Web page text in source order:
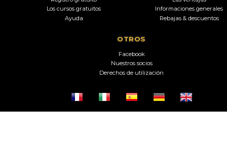
Los cursos gratuitos
Ayuda
Informaciones generales
Rebajas & descuentos
OTROS
Facebook
Nuestros socios
Derechos de utilización